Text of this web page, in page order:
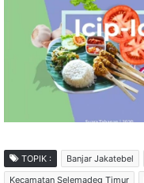
TOPIK : Banjar Jakatebel
Kecamatan Selemadeg Timur